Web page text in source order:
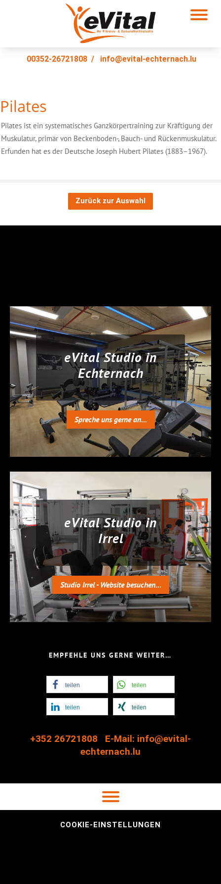
00352-26721808 / info@evital-echternach.lu
Pilates
Pilates ist ein systematisches Ganzkörpertraining zur Kräftigung der
Muskulatur, primär von Beckenboden-, Bauch- und Rückenmuskulatur.
Erfunden hat es der Deutsche Joseph Hubert Pilates (1883–1967).
Zurück zur Auswahl
eVital Studio in
Echternach
Spreche uns gerne an...
eVital Studio in
Irrel
Studio Irrel - Website besuchen...
EMPFEHLE UNS GERNE WEITER…
teilen teilen
teilen teilen
+352 26721808
E-Mail: info@evital-
echternach.lu
COOKIE-EINSTELLUNGEN